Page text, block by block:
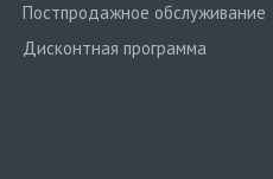
Постпродажное обслуживание
Дисконтная программа